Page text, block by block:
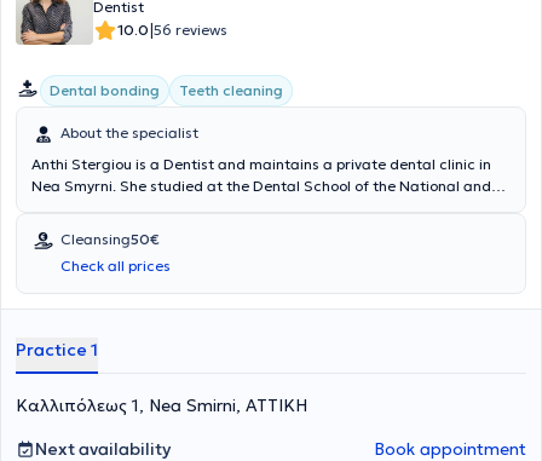
Dentist
10.0|56 reviews
Dental bonding Teeth cleaning
About the specialist
Anthi Stergiou is a Dentist and maintains a private dental clinic in
Nea Smyrni. She studied at the Dental School of the National and
studies in England in the field of Removable Prosthodontics.
Furthermore, she received additional training in Restorative
Dentistry. She has also attended numerous seminars on digital
implant placement and implant prosthetics. She has extensive
most modern tools and offers high-quality treatments aimed at the
primary goal is to establish a relationship of trust with the patient.
Cleansing50€
Check all prices
Practice 1
Καλλιπόλεως 1, Nea Smirni, ΑΤΤΙΚΗ
Next availability
Book appointment